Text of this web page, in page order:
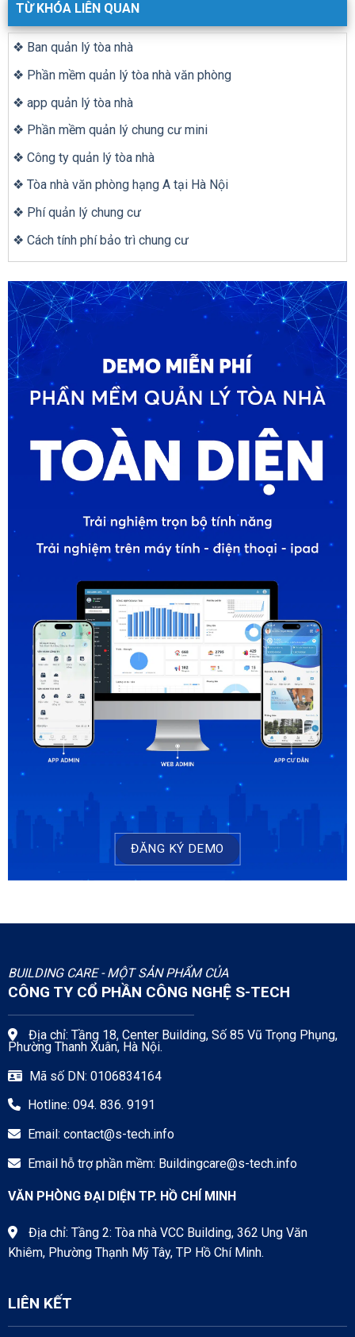
TỪ KHÓA LIÊN QUAN
❖ Ban quản lý tòa nhà
❖ Phần mềm quản lý tòa nhà văn phòng
❖ app quản lý tòa nhà
❖ Phần mềm quản lý chung cư mini
❖ Công ty quản lý tòa nhà
❖ Tòa nhà văn phòng hạng A tại Hà Nội
❖ Phí quản lý chung cư
❖ Cách tính phí bảo trì chung cư
ĐĂNG KÝ DEMO
BUILDING CARE - MỘT SẢN PHẨM CỦA
CÔNG TY CỔ PHẦN CÔNG NGHỆ S-TECH
Địa chỉ: Tầng 18, Center Building, Số 85 Vũ Trọng Phụng,
Phường Thanh Xuân, Hà Nội.
Mã số DN: 0106834164
Hotline: 094. 836. 9191
Email: contact@s-tech.info
Email hỗ trợ phần mềm: Buildingcare@s-tech.info
VĂN PHÒNG ĐẠI DIỆN TP. HỒ CHÍ MINH
Địa chỉ: Tầng 2: Tòa nhà VCC Building, 362 Ung Văn
Khiêm, Phường Thạnh Mỹ Tây, TP Hồ Chí Minh.
LIÊN KẾT